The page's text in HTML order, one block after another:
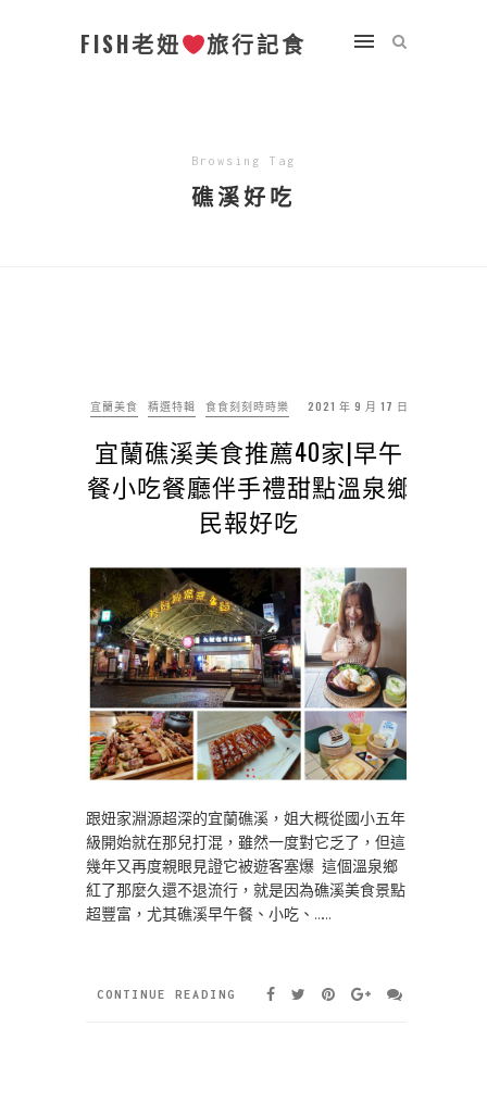
FISH老妞 旅行記食
Browsing Tag
礁溪好吃
宜蘭美食 精選特輯 食食刻刻時時樂 2021 年 9 月 17 日
宜蘭礁溪美食推薦40家|早午
餐小吃餐廳伴手禮甜點溫泉鄉
民報好吃
跟妞家淵源超深的宜蘭礁溪，姐大概從國小五年
級開始就在那兒打混，雖然一度對它乏了，但這
幾年又再度親眼見證它被遊客塞爆 這個溫泉鄉
紅了那麼久還不退流行，就是因為礁溪美食景點
超豐富，尤其礁溪早午餐、小吃、……
CONTINUE READING